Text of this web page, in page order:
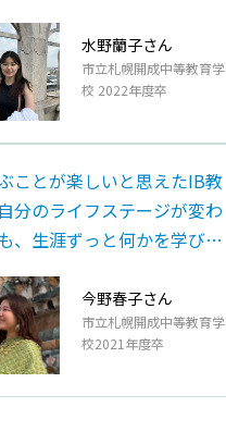
水野蘭子さん
市立札幌開成中等教育学
校 2022年度卒
ぶことが楽しいと思えたIB教
分のライフステージが変わ
、生涯ずっと何かを学び続
今野春子さん
市立札幌開成中等教育学
校2021年度卒